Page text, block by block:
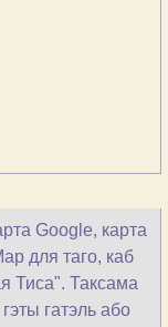
Google, карта
для таго, каб
Тиса". Таксама
гатэль або